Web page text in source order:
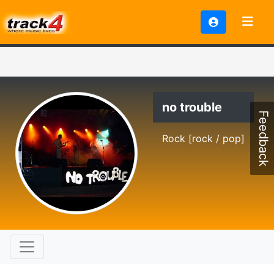
no trouble
Rock [rock / pop] Feedback